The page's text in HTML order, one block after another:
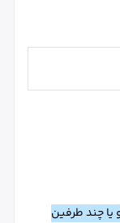
یا چند طرفین